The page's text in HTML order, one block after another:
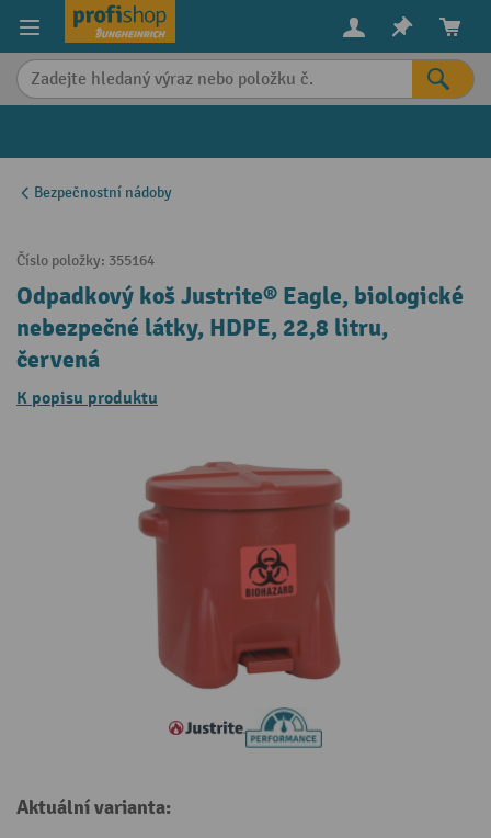
content
Bezpečnostní nádoby
Číslo položky: 355164
Odpadkový koš Justrite® Eagle, biologické
nebezpečné látky, HDPE, 22,8 litru,
červená
K popisu produktu
Aktuální varianta: